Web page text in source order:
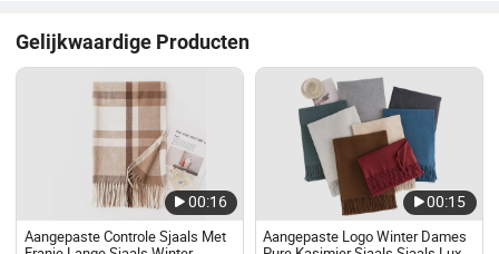
Gelijkwaardige Producten
00:16
Aangepaste Controle Sjaals Met
00:15
Aangepaste Logo Winter Dames